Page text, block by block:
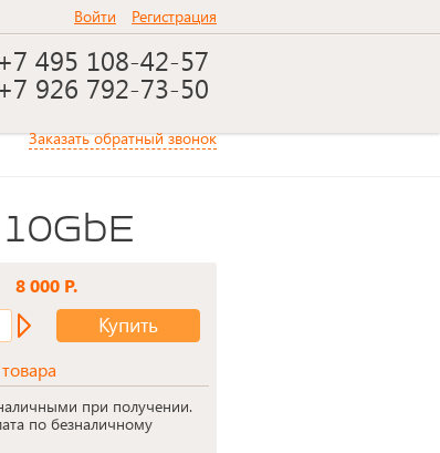
Войти Регистрация
495 108-42-57
926 792-73-50
Заказать обратный звонок
8 000 Р.
Купить
при получении.
по безналичному